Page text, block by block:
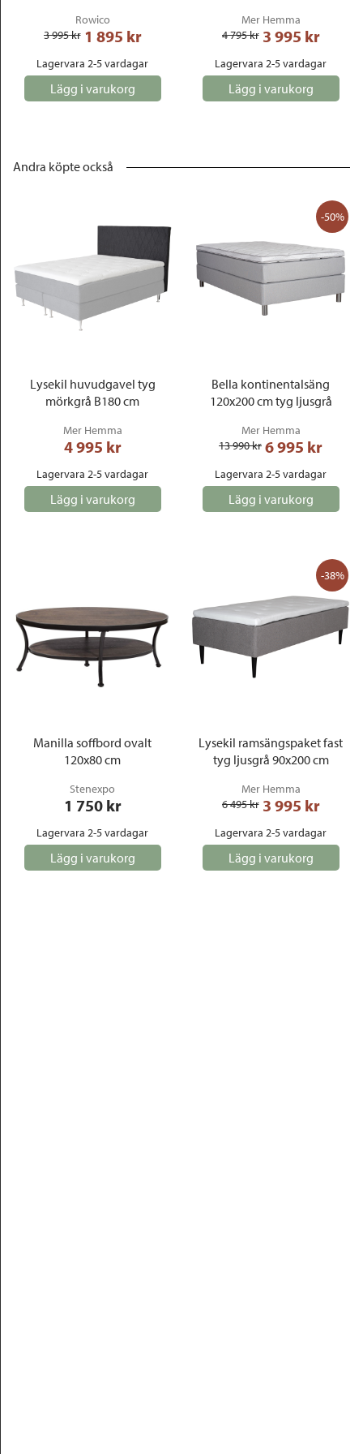
Rowico
3 995 kr 1 895 kr
Lagervara 2-5 vardagar
Lägg i varukorg
Mer Hemma
4 795 kr 3 995 kr
Lagervara 2-5 vardagar
Lägg i varukorg
Andra köpte också
Lysekil huvudgavel tyg
mörkgrå B180 cm
Mer Hemma
4 995 kr
Lagervara 2-5 vardagar
Lägg i varukorg
-50%
Bella kontinentalsäng
120x200 cm tyg ljusgrå
Mer Hemma
13 990 kr 6 995 kr
Lagervara 2-5 vardagar
Lägg i varukorg
Manilla soffbord ovalt
120x80 cm
Stenexpo
1 750 kr
Lagervara 2-5 vardagar
Lägg i varukorg
-38%
Lysekil ramsängspaket fast
tyg ljusgrå 90x200 cm
Mer Hemma
6 495 kr 3 995 kr
Lagervara 2-5 vardagar
Lägg i varukorg